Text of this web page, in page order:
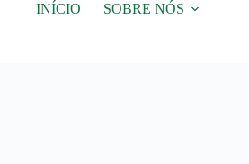
INÍCIO SOBRE NÓS